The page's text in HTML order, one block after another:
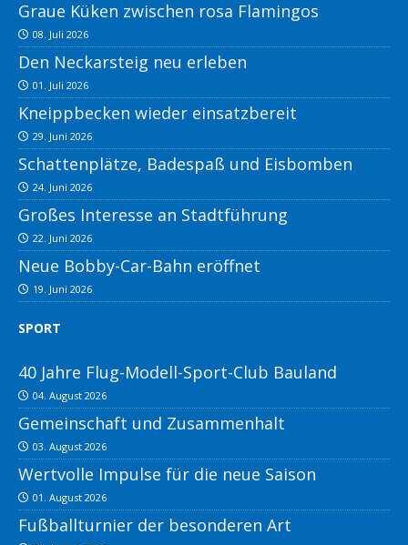
Graue Küken zwischen rosa Flamingos
08. Juli 2026
Den Neckarsteig neu erleben
01. Juli 2026
Kneippbecken wieder einsatzbereit
29. Juni 2026
Schattenplätze, Badespaß und Eisbomben
24. Juni 2026
Großes Interesse an Stadtführung
22. Juni 2026
Neue Bobby-Car-Bahn eröffnet
19. Juni 2026
SPORT
40 Jahre Flug-Modell-Sport-Club Bauland
04. August 2026
Gemeinschaft und Zusammenhalt
03. August 2026
Wertvolle Impulse für die neue Saison
01. August 2026
Fußballturnier der besonderen Art